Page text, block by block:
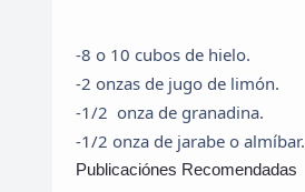
-8 o 10 cubos de hielo.
-2 onzas de jugo de limón.
-1/2 onza de granadina.
-1/2 onza de jarabe o almíbar.
Publicaciónes Recomendadas